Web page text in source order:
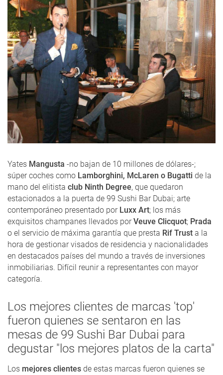
Yates Mangusta -no bajan de 10 millones de dólares-;
súper coches como Lamborghini, McLaren o Bugatti de la
mano del elitista club Ninth Degree, que quedaron
estacionados a la puerta de 99 Sushi Bar Dubai; arte
contemporáneo presentado por Luxx Art; los más
exquisitos champanes llevados porVeuve Clicquot; Prada
o el servicio de máxima garantía que presta Rif Trust a la
hora de gestionar visados de residencia y nacionalidades
en destacados países del mundo a través de inversiones
inmobiliarias. Difícil reunir a representantes con mayor
categoría.
Los mejores clientes de marcas 'top'
fueron quienes se sentaron en las
mesas de 99 Sushi Bar Dubai para
degustar "los mejores platos de la carta"
Los mejores clientes de estas marcas fueron quienes se